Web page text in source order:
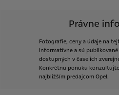
Právne
Fotografie, ceny a údaje na
informatívne a sú publikované
dostupných v čase ich
Konkrétnu ponuku konzultujte
najbližším predajcom Opel.